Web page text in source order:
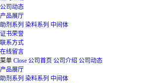
公司动态
产品展厅
助剂系列 染料系列 中间体
证书荣誉
联系方式
在线留言
菜单 Close 公司首页 公司介绍 公司动态
产品展厅
助剂系列 染料系列 中间体